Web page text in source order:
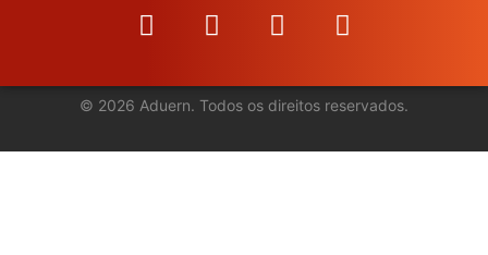
© 2026 Aduern. Todos os direitos reservados.